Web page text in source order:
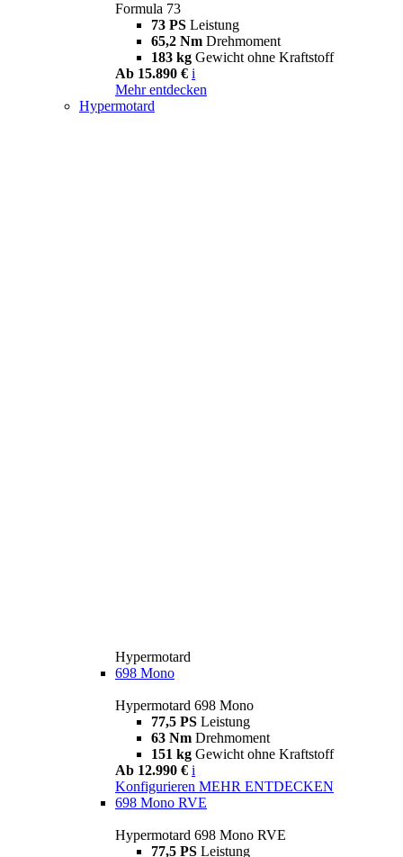
Formula 73
73 PS Leistung
65,2 Nm Drehmoment
183 kg Gewicht ohne Kraftstoff
Ab 15.890 € i
Mehr entdecken
Hypermotard
Hypermotard
698 Mono
Hypermotard 698 Mono
77,5 PS Leistung
63 Nm Drehmoment
151 kg Gewicht ohne Kraftstoff
Ab 12.990 € i
Konfigurieren MEHR ENTDECKEN
698 Mono RVE
Hypermotard 698 Mono RVE
77,5 PS Leistung